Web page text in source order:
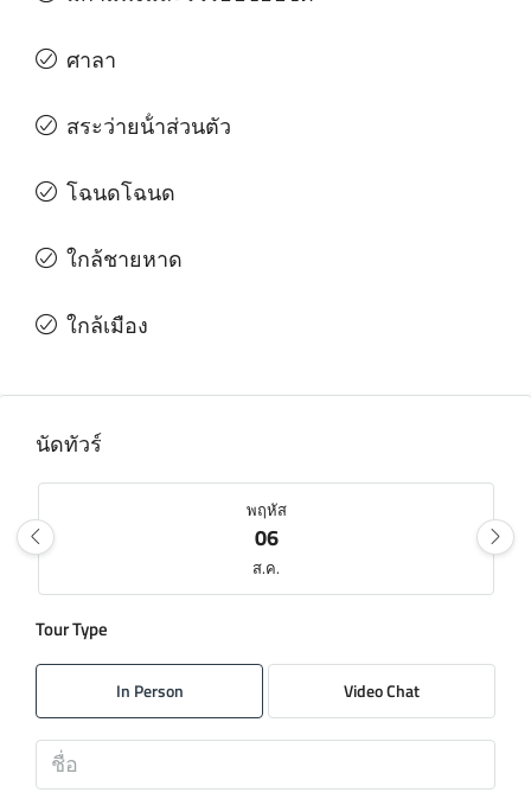
ศาลา
สระว่ายน้ําส่วนตัว
โฉนดโฉนด
ใกล้ชายหาด
ใกล้เมือง
นัดทัวร์
พฤหัส
06
ส.ค.
07
08
Tour Type
In Person Video Chat